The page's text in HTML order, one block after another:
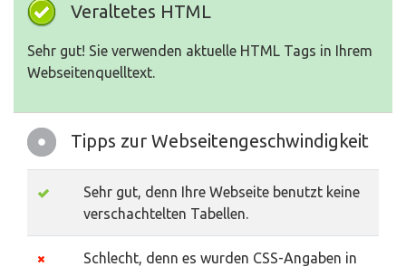
Veraltetes HTML
Sehr gut! Sie verwenden aktuelle HTML Tags in Ihrem
Webseitenquelltext.
Tipps zur Webseitengeschwindigkeit
Sehr gut, denn Ihre Webseite benutzt keine
verschachtelten Tabellen.
Schlecht, denn es wurden CSS-Angaben in